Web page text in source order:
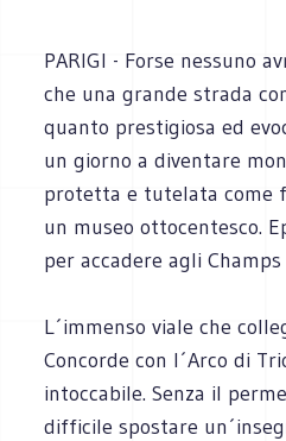
PARIGI - Forse nessuno
che una grande strada
quanto prestigiosa ed
un giorno a diventare
protetta e tutelata come
un museo ottocentesco.
per accadere agli Champs
L´immenso viale che
Concorde con l´Arco di
intoccabile. Senza il
difficile spostare